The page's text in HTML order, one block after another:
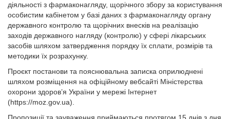
діяльності з фармаконагляду, щорічного збору за користування
особистим кабінетом у базі даних з фармаконагляду органу
державного контролю та щорічних внесків на реалізацію
заходів державного нагляду (контролю) у сфері лікарських
засобів шляхом затвердження порядку їх сплати, розмірів та
методики їх розрахунку.
Проєкт постанови та пояснювальна записка оприлюднені
шляхом розміщення на офіційному вебсайті Міністерства
охорони здоров’я України у мережі Інтернет
(https://moz.gov.ua).